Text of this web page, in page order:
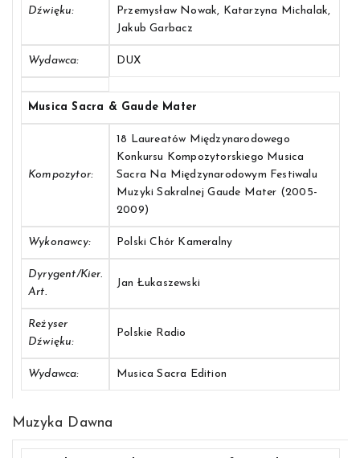
Dźwięku:
Przemysław Nowak, Katarzyna Michalak,
Jakub Garbacz
Wydawca: DUX
Musica Sacra & Gaude Mater
Kompozytor:
18 Laureatów Międzynarodowego
Konkursu Kompozytorskiego Musica
Sacra Na Międzynarodowym Festiwalu
Muzyki Sakralnej Gaude Mater (2005-
2009)
Wykonawcy: Polski Chór Kameralny
Dyrygent/Kier.
Art.
Jan Łukaszewski
Reżyser
Dźwięku:
Polskie Radio
Wydawca: Musica Sacra Edition
Muzyka Dawna